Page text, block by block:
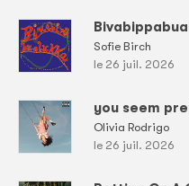
Sofie Birch
le 26 juil. 2026
you seem
Olivia Rodrigo
le 26 juil. 2026